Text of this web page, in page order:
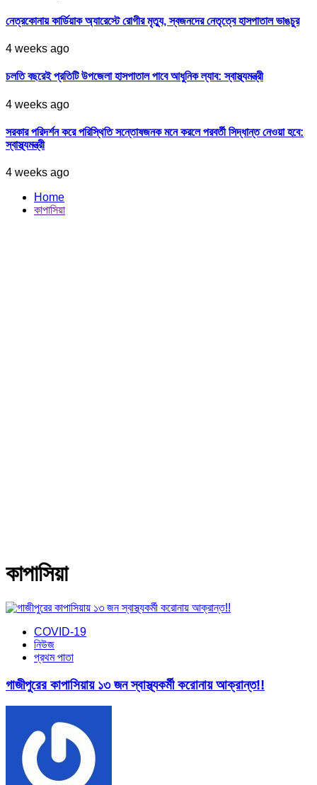
নেত্রকোনায় কার্ডিয়াক অ্যারেস্টে রোগীর মৃত্যু, স্বজনদের নেতৃত্বে হাসপাতাল ভাঙচুর
4 weeks ago
চলতি বছরেই প্রতিটি উপজেলা হাসপাতাল পাবে আধুনিক ল্যাব: স্বাস্থ্যমন্ত্রী
4 weeks ago
সরকার পরিদর্শন করে পরিস্থিতি সন্তোষজনক মনে করলে পরবর্তী সিদ্ধান্ত নেওয়া হবে:
স্বাস্থ্যমন্ত্রী
4 weeks ago
Home
কাপাসিয়া
কাপাসিয়া
COVID-19
নিউজ
প্রথম পাতা
গাজীপুরের কাপাসিয়ায় ১৩ জন স্বাস্থ্যকর্মী করোনায় আক্রান্ত!!